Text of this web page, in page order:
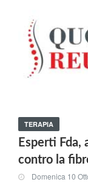
TERAPIA
Esperti Fda,
contro la
Domenica 10